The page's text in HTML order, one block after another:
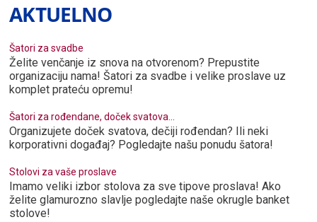
AKTUELNO
Šatori za svadbe
Želite venčanje iz snova na otvorenom? Prepustite
organizaciju nama! Šatori za svadbe i velike proslave uz
komplet prateću opremu!
Šatori za rođendane, doček svatova...
Organizujete doček svatova, dečiji rođendan? Ili neki
korporativni događaj? Pogledajte našu ponudu šatora!
Stolovi za vaše proslave
Imamo veliki izbor stolova za sve tipove proslava! Ako
želite glamurozno slavlje pogledajte naše okrugle banket
stolove!